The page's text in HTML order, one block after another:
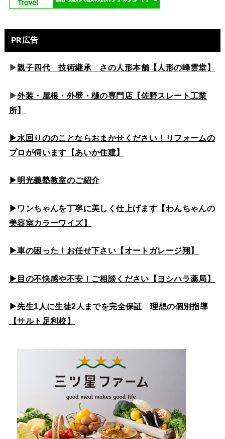
PR広告
▶親子四代 技術継承 さの人形本舗【人形の峰雲堂】
▶外装・屋根・外壁・樋の専門店【佐野スレート工業
所】
▶水回りののことならおまかせください！リフォームの
プロが伺います【あいか住建】
▶明光義塾教室のご紹介
▶ワンちゃんを丁寧に美しく仕上げます【わんちゃんの
美容室カラーワイズ】
▶車の困った！お任せ下さい【オートガレージ翔】
▶目の不快感や不安！ご相談ください【ヨシハラ薬局】
▶先生1人に生徒2人までを完全保証 理想の個別指導
【サルト足利校】